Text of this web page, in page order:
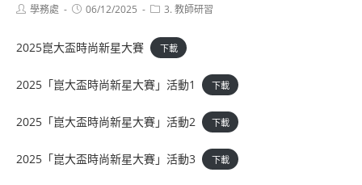
Post學務處
Post06/12/2025
Post3. 教師研習
2025崑大盃時尚新星大賽 下載
2025「崑大盃時尚新星大賽」活動1 下載
2025「崑大盃時尚新星大賽」活動2 下載
2025「崑大盃時尚新星大賽」活動3 下載